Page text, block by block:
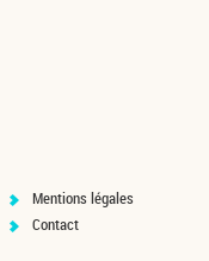
Mentions légales
Contact